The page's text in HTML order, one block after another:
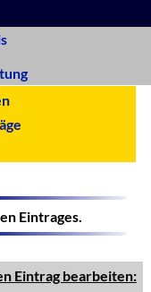
Eintrages.
Eintrag bearbeiten: